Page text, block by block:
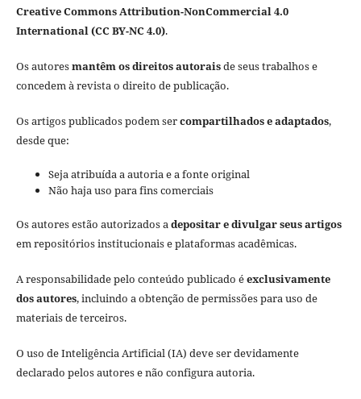
Creative Commons Attribution-NonCommercial 4.0
International (CC BY-NC 4.0).
Os autoresmantêm os direitos autoraisde seus trabalhos e
concedem à revista o direito de publicação.
Os artigos publicados podem sercompartilhados e adaptados,
desde que:
Seja atribuída a autoria e a fonte original
Não haja uso para fins comerciais
Os autores estão autorizados adepositar e divulgar seus artigos
em repositórios institucionais e plataformas acadêmicas.
A responsabilidade pelo conteúdo publicado éexclusivamente
dos autores, incluindo a obtenção de permissões para uso de
materiais de terceiros.
O uso de Inteligência Artificial (IA) deve ser devidamente
declarado pelos autores e não configura autoria.